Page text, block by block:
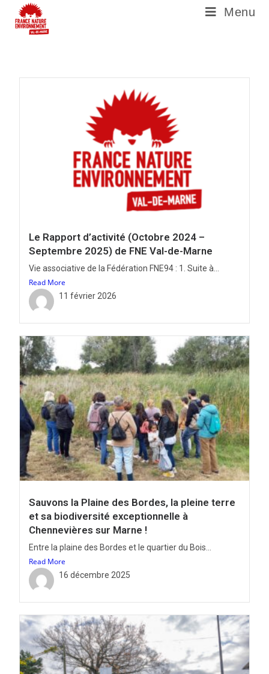
Menu
Le Rapport d’activité (Octobre 2024 –
Septembre 2025) de FNE Val-de-Marne
Vie associative de la Fédération FNE94 : 1. Suite à...
Read More
11 février 2026
Sauvons la Plaine des Bordes, la pleine terre
et sa biodiversité exceptionnelle à
Chennevières sur Marne !
Entre la plaine des Bordes et le quartier du Bois...
Read More
16 décembre 2025